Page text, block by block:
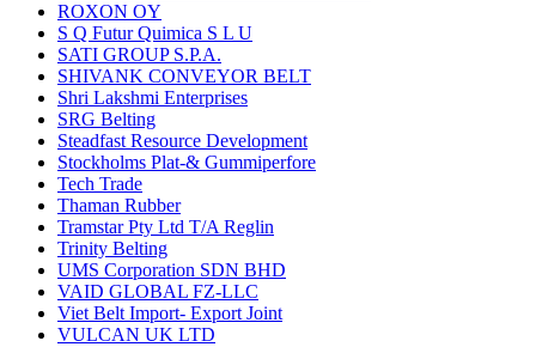
ROXON OY
S Q Futur Quimica S L U
SATI GROUP S.P.A.
SHIVANK CONVEYOR BELT
Shri Lakshmi Enterprises
SRG Belting
Steadfast Resource Development
Stockholms Plat-& Gummiperfore
Tech Trade
Thaman Rubber
Tramstar Pty Ltd T/A Reglin
Trinity Belting
UMS Corporation SDN BHD
VAID GLOBAL FZ-LLC
Viet Belt Import- Export Joint
VULCAN UK LTD